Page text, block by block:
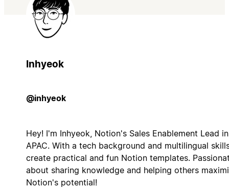
Inhyeok
@inhyeok
Hey! I'm Inhyeok, Notion's Sales Enablement Lead in
APAC. With a tech background and multilingual
create practical and fun Notion templates.
about sharing knowledge and helping others
Notion's potential!